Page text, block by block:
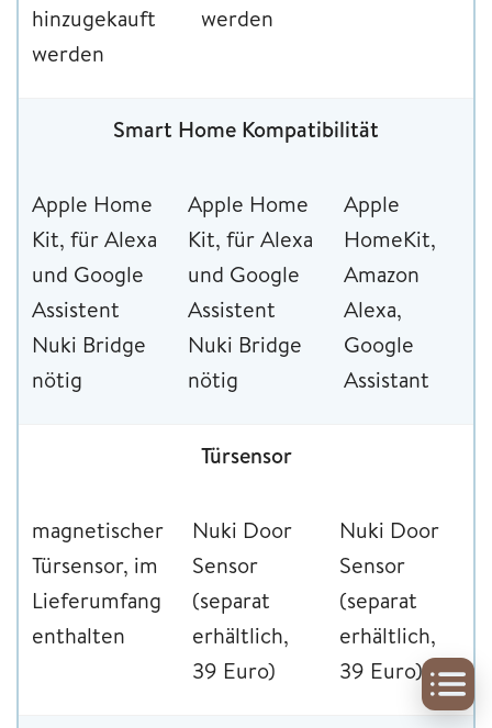
hinzugekauft
werden
werden
Smart Home Kompatibilität
Apple Home
Kit, für Alexa
und Google
Assistent
Nuki Bridge
nötig
Apple Home
Kit, für Alexa
und Google
Assistent
Nuki Bridge
nötig
Apple
HomeKit,
Amazon
Alexa,
Google
Assistant
Türsensor
magnetischer
Türsensor, im
Lieferumfang
enthalten
Nuki Door
Sensor
(separat
erhältlich,
39 Euro)
Nuki Door
Sensor
(separat
erhältlich,
39 Euro)